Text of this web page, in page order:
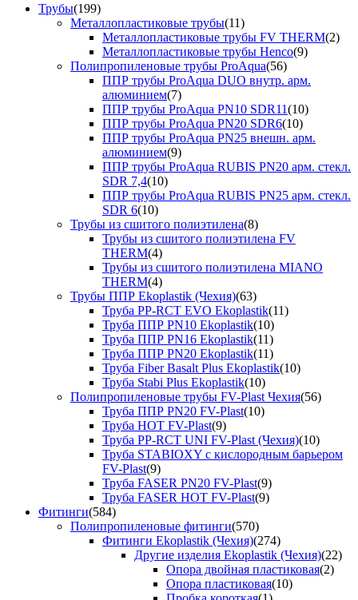
Трубы(199)
Металлопластиковые трубы(11)
Металлопластиковые трубы FV THERM(2)
Металлопластиковые трубы Henco(9)
Полипропиленовые трубы ProAqua(56)
ППР трубы ProAqua DUO внутр. арм.
алюминием(7)
ППР трубы ProAqua PN10 SDR11(10)
ППР трубы ProAqua PN20 SDR6(10)
ППР трубы ProAqua PN25 внешн. арм.
алюминием(9)
ППР трубы ProAqua RUBIS PN20 арм. стекл.
SDR 7,4(10)
ППР трубы ProAqua RUBIS PN25 арм. стекл.
SDR 6(10)
Трубы из сшитого полиэтилена(8)
Трубы из сшитого полиэтилена FV
THERM(4)
Трубы из сшитого полиэтилена MIANO
THERM(4)
Трубы ППР Ekoplastik (Чехия)(63)
Труба PP-RCT EVO Ekoplastik(11)
Труба ППР PN10 Ekoplastik(10)
Труба ППР PN16 Ekoplastik(11)
Труба ППР PN20 Ekoplastik(11)
Труба Fiber Basalt Plus Ekoplastik(10)
Труба Stabi Plus Ekoplastik(10)
Полипропиленовые трубы FV-Plast Чехия(56)
Труба ППР PN20 FV-Plast(10)
Труба HOT FV-Plast(9)
Труба PP-RCT UNI FV-Plast (Чехия)(10)
Труба STABIOXY с кислородным барьером
FV-Plast(9)
Труба FASER PN20 FV-Plast(9)
Труба FASER HOT FV-Plast(9)
Фитинги(584)
Полипропиленовые фитинги(570)
Фитинги Ekoplastik (Чехия)(274)
Другие изделия Ekoplastik (Чехия)(22)
Опора двойная пластиковая(2)
Опора пластиковая(10)